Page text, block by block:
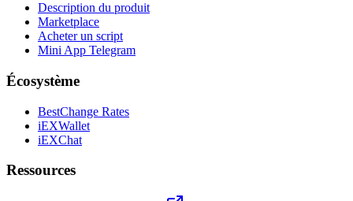
Description du produit
Marketplace
Acheter un script
Mini App Telegram
Écosystème
BestChange Rates
iEXWallet
iEXChat
Ressources